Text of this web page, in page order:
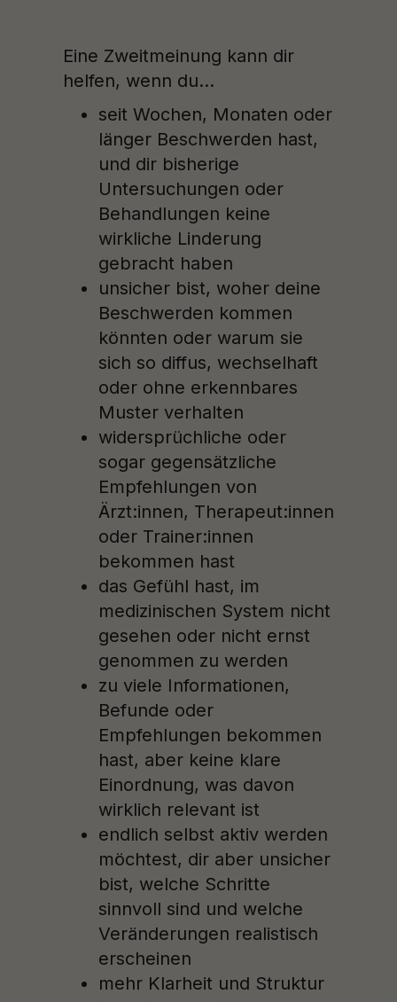
Eine Zweitmeinung kann dir
helfen, wenn du…
seit Wochen, Monaten oder
länger Beschwerden hast,
und dir bisherige
Untersuchungen oder
Behandlungen keine
wirkliche Linderung
gebracht haben
unsicher bist, woher deine
Beschwerden kommen
könnten oder warum sie
sich so diffus, wechselhaft
oder ohne erkennbares
Muster verhalten
widersprüchliche oder
sogar gegensätzliche
Empfehlungen von
Ärzt:innen, Therapeut:innen
oder Trainer:innen
bekommen hast
das Gefühl hast, im
medizinischen System nicht
gesehen oder nicht ernst
genommen zu werden
zu viele Informationen,
Befunde oder
Empfehlungen bekommen
hast, aber keine klare
Einordnung, was davon
wirklich relevant ist
endlich selbst aktiv werden
möchtest, dir aber unsicher
bist, welche Schritte
sinnvoll sind und welche
Veränderungen realistisch
erscheinen
mehr Klarheit und Struktur